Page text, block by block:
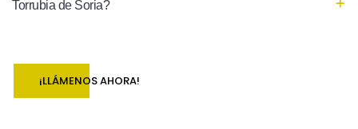
Torrubia de Soria?
¡LLÁMENOS AHORA!